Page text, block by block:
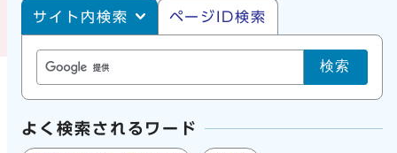
サイト内・ページID検索
サイト内検索 ページID検索
検索
よく検索されるワード